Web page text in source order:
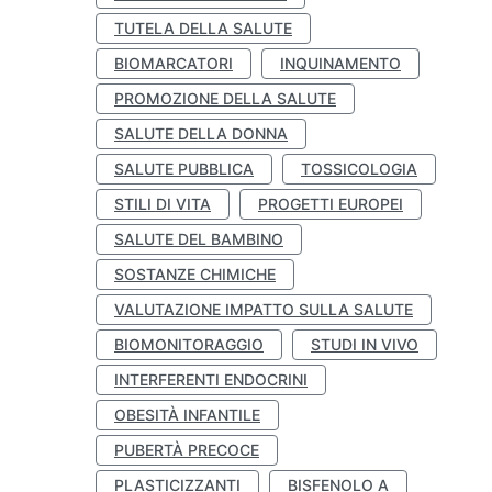
TUTELA DELLA SALUTE
BIOMARCATORI
INQUINAMENTO
PROMOZIONE DELLA SALUTE
SALUTE DELLA DONNA
SALUTE PUBBLICA
TOSSICOLOGIA
STILI DI VITA
PROGETTI EUROPEI
SALUTE DEL BAMBINO
SOSTANZE CHIMICHE
VALUTAZIONE IMPATTO SULLA SALUTE
BIOMONITORAGGIO
STUDI IN VIVO
INTERFERENTI ENDOCRINI
OBESITÀ INFANTILE
PUBERTÀ PRECOCE
PLASTICIZZANTI
BISFENOLO A